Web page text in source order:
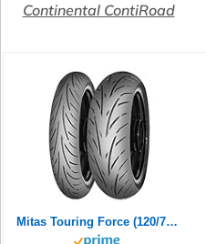
Continental ContiRoad
Mitas Touring Force (120/70ZR17 (58W) TL)